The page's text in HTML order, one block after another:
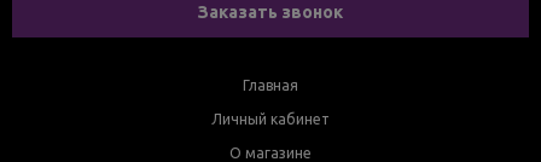
Заказать звонок
Главная
Личный кабинет
О магазине